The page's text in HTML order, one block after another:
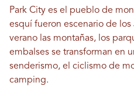
Park City es el pueblo de
esquí fueron escenario de
verano las montañas, los
embalses se transforman en
senderismo, el ciclismo de
camping.